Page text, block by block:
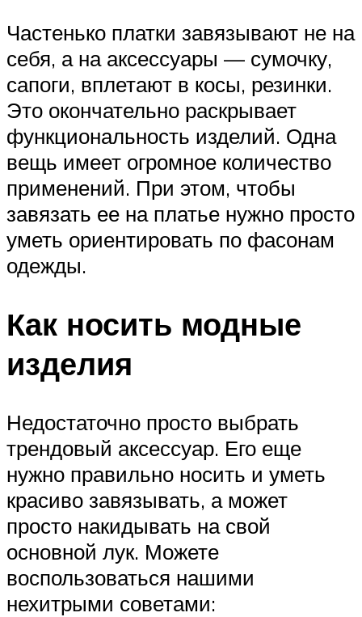
Частенько платки завязывают не на
себя, а на аксессуары — сумочку,
сапоги, вплетают в косы, резинки.
Это окончательно раскрывает
функциональность изделий. Одна
вещь имеет огромное количество
применений. При этом, чтобы
завязать ее на платье нужно просто
уметь ориентировать по фасонам
одежды.
Как носить модные
изделия
Недостаточно просто выбрать
трендовый аксессуар. Его еще
нужно правильно носить и уметь
красиво завязывать, а может
просто накидывать на свой
основной лук. Можете
воспользоваться нашими
нехитрыми советами: